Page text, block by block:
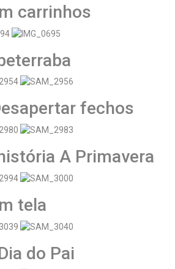
carrinhos
fechos
A Primavera
tela
do Pai